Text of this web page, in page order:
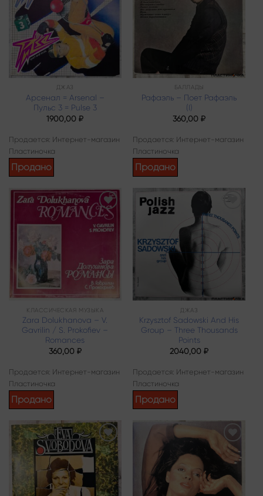
ДЖАЗ
Арсенал = Arsenal –
Пульс 3 = Pulse 3
1900,00₽
Продается: Интернет-магазин
Пластиночка
Продано
БАЛЛАДЫ
Рафаэль – Поет Рафаэль
(I)
360,00₽
Продается: Интернет-магазин
Пластиночка
Продано
Add to
wishlist
КЛАССИЧЕСКАЯ МУЗЫКА
Zara Dolukhanova – V.
Gavrilin / S. Prokofiev –
Romances
360,00 ₽
Продается: Интернет-магазин
Пластиночка
Продано
Add to
wishlist
ДЖАЗ
Krzysztof Sadowski And His
Group – Three Thousands
Points
2040,00₽
Продается: Интернет-магазин
Пластиночка
Продано
Add to
wishlist
Add to
wishlist